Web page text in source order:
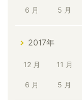
6 月 5 月
2017年
12 月 11 月
6 月 5 月